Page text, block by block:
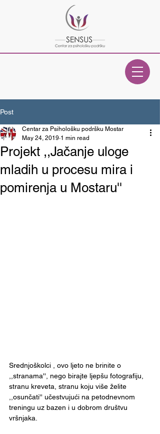
Post
Projekt ,,Jačanje uloge
mladih u procesu mira i
pomirenja u Mostaru''
Centar za Psihološku podršku Mostar
May 24, 2019 1 min read
Srednjoškolci , ovo ljeto ne brinite o
,,stranama'', nego birajte ljepšu fotografiju,
stranu kreveta, stranu koju više želite
,,osunčati'' učestvujući na petodnevnom
treningu uz bazen i u dobrom društvu
vršnjaka.